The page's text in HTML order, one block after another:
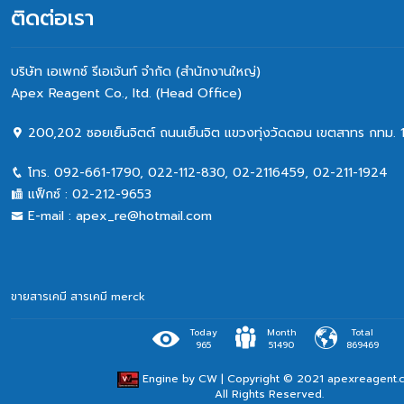
ติดต่อเรา
บริษัท เอเพกซ์ รีเอเจ้นท์ จำกัด (สำนักงานใหญ่)
Apex Reagent Co., Itd. (Head Office)
200,202 ซอยเย็นจิตต์ ถนนเย็นจิต แขวงทุ่งวัดดอน เขตสาทร กทม.
โทร. 092-661-1790, 022-112-830, 02-2116459, 02-211-1924
แฟ็กซ์ : 02-212-9653
E-mail : apex_re@hotmail.com
ขายสารเคมี สารเคมี merck
Engine by CW| Copyright © 2021
All Rights Reserved.
Today
965
Month
51490
Total
869469